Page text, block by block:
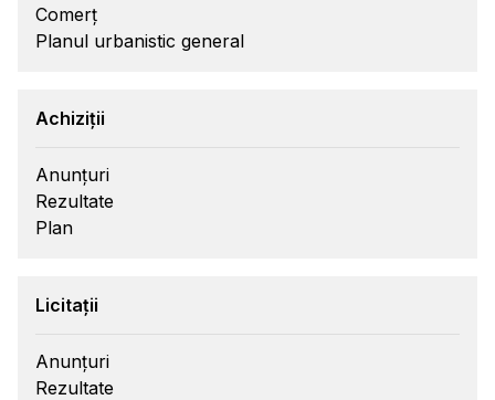
Comerț
Planul urbanistic general
Achiziții
Anunțuri
Rezultate
Plan
Licitații
Anunțuri
Rezultate